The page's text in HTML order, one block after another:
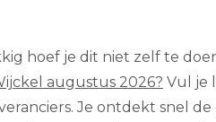
hoef je dit niet zelf te
augustus 2026? Vul je
Je ontdekt snel